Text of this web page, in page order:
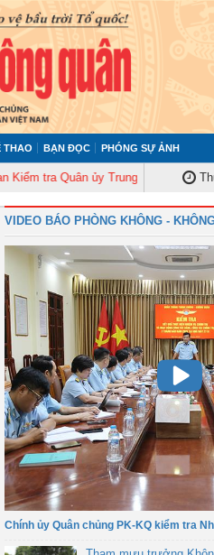
THAO BẠN ĐỌC PHÓNG SỰ ẢNH
tra Quân ủy Trung ương tập huấn
VIDEO BÁO PHÒNG KHÔNG -
Chính ủy Quân chủng PK-KQ kiểm tra